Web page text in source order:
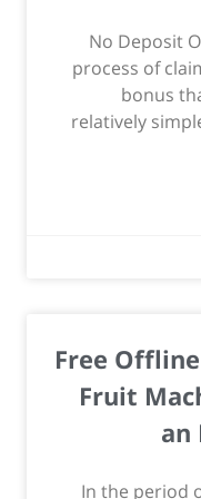
No Deposit
process of
bonus
relatively
Free
Fruit
an
In the period